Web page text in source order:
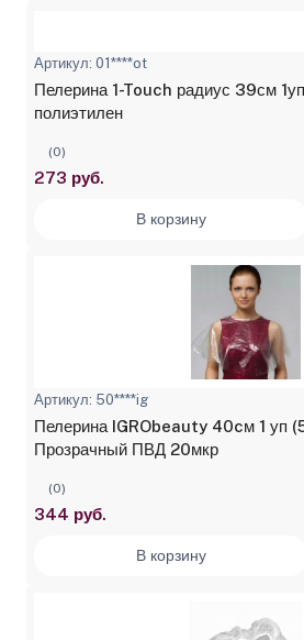
Артикул: 01****ot
Пелерина 1-Touch радиус 39см
полиэтилен
(0)
273 руб.
В корзину
Артикул: 50****ig
Пелерина IGRObeauty 40cм 1 уп
Прозрачный ПВД 20мкр
(0)
344 руб.
В корзину